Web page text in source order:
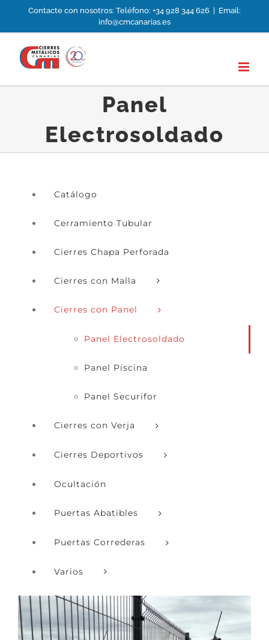
al
contenido
Contacte con nosotros: Teléfono: +34 928 344 626
Email:
info@cmcanarias.es
Panel
Electrosoldado
Catálogo
Cerramiento Tubular
Cierres Chapa Perforada
Cierres con Malla
Cierres con Panel
Panel Electrosoldado
Panel Piscina
Panel Securifor
Cierres con Verja
Cierres Deportivos
Ocultación
Puertas Abatibles
Puertas Correderas
Varios